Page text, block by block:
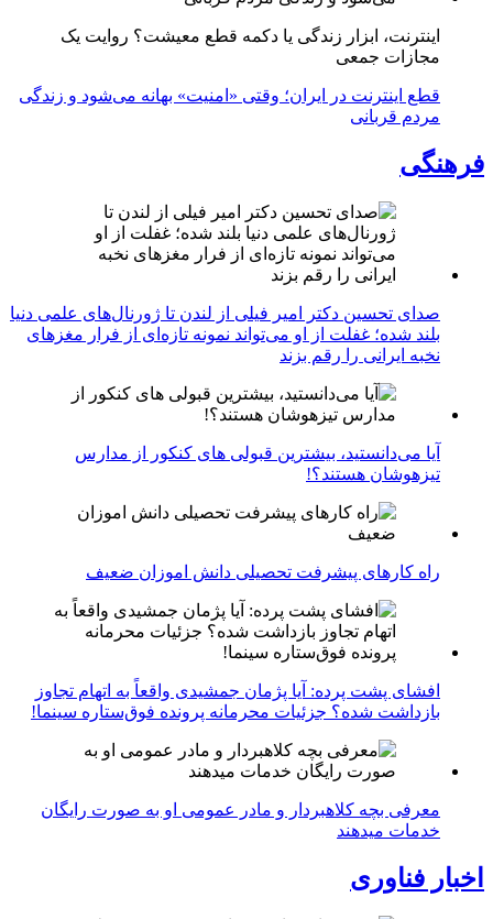
اینترنت، ابزار زندگی یا دکمه قطع معیشت؟ روایت یک
مجازات جمعی
قطع اینترنت در ایران؛ وقتی «امنیت» بهانه می‌شود و زندگی
مردم قربانی
فرهنگی
صدای تحسین دکتر امیر فیلی از لندن تا ژورنال‌های علمی دنیا
بلند شده؛ غفلت از او می‌تواند نمونه تازه‌ای از فرار مغزهای
نخبه ایرانی را رقم بزند
آیا می‌دانستید، بیشترین قبولی های کنکور از مدارس
تیزهوشان هستند؟!
راه کارهای پیشرفت تحصیلی دانش اموزان ضعیف
افشای پشت پرده: آیا پژمان جمشیدی واقعاً به اتهام تجاوز
بازداشت شده؟ جزئیات محرمانه پرونده فوق‌ستاره سینما!
معرفی بچه کلاهبردار و مادر عمومی او به صورت رایگان
خدمات میدهند
اخبار فناوری